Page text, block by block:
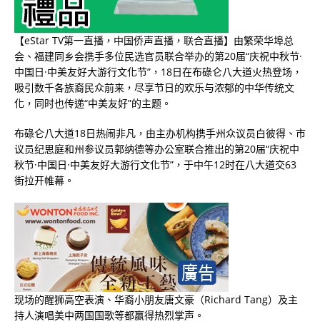
【eStar TV第一直播，中国侨声直播，联合直播】由繁荣华埠总
会、福建同乡会携手多位民选官员联合举办的第20届“庆祝中秋节·
中国日·中美友好大游行文化节”，18日在布碌仑八大道火热登场，
吸引数千各族裔民众前来，尽享节日的欢乐与浓郁的中华传统文
化，同时也传递“中美友好”的主题。
布碌仑八大道18日热闹非凡，由主办机构携手州众议员白彼得、市
议员纪思庭和州参议员郭纳德等办公室联合推出的第20届“庆祝中
秋节·中国日·中美友好大游行文化节”，于中午12时在八大道交63
街拉开帷幕。
现场的醒狮高空表演、华裔小朋友唐文豪（Richard Tang）及主
持人演唱美中两国国歌等都赢得热烈掌声。